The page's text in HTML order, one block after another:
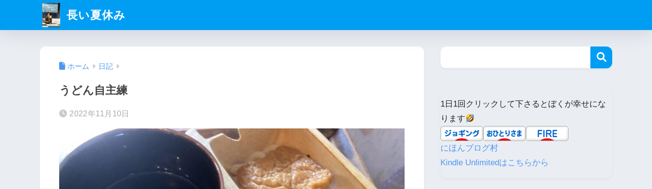
長い夏休み
ホーム 日記
うどん自主練
2022年11月10日
1日1回クリックして下さるとぼくが幸せにな
ります
にほんブログ村
Kindle Unlimitedはこちらから